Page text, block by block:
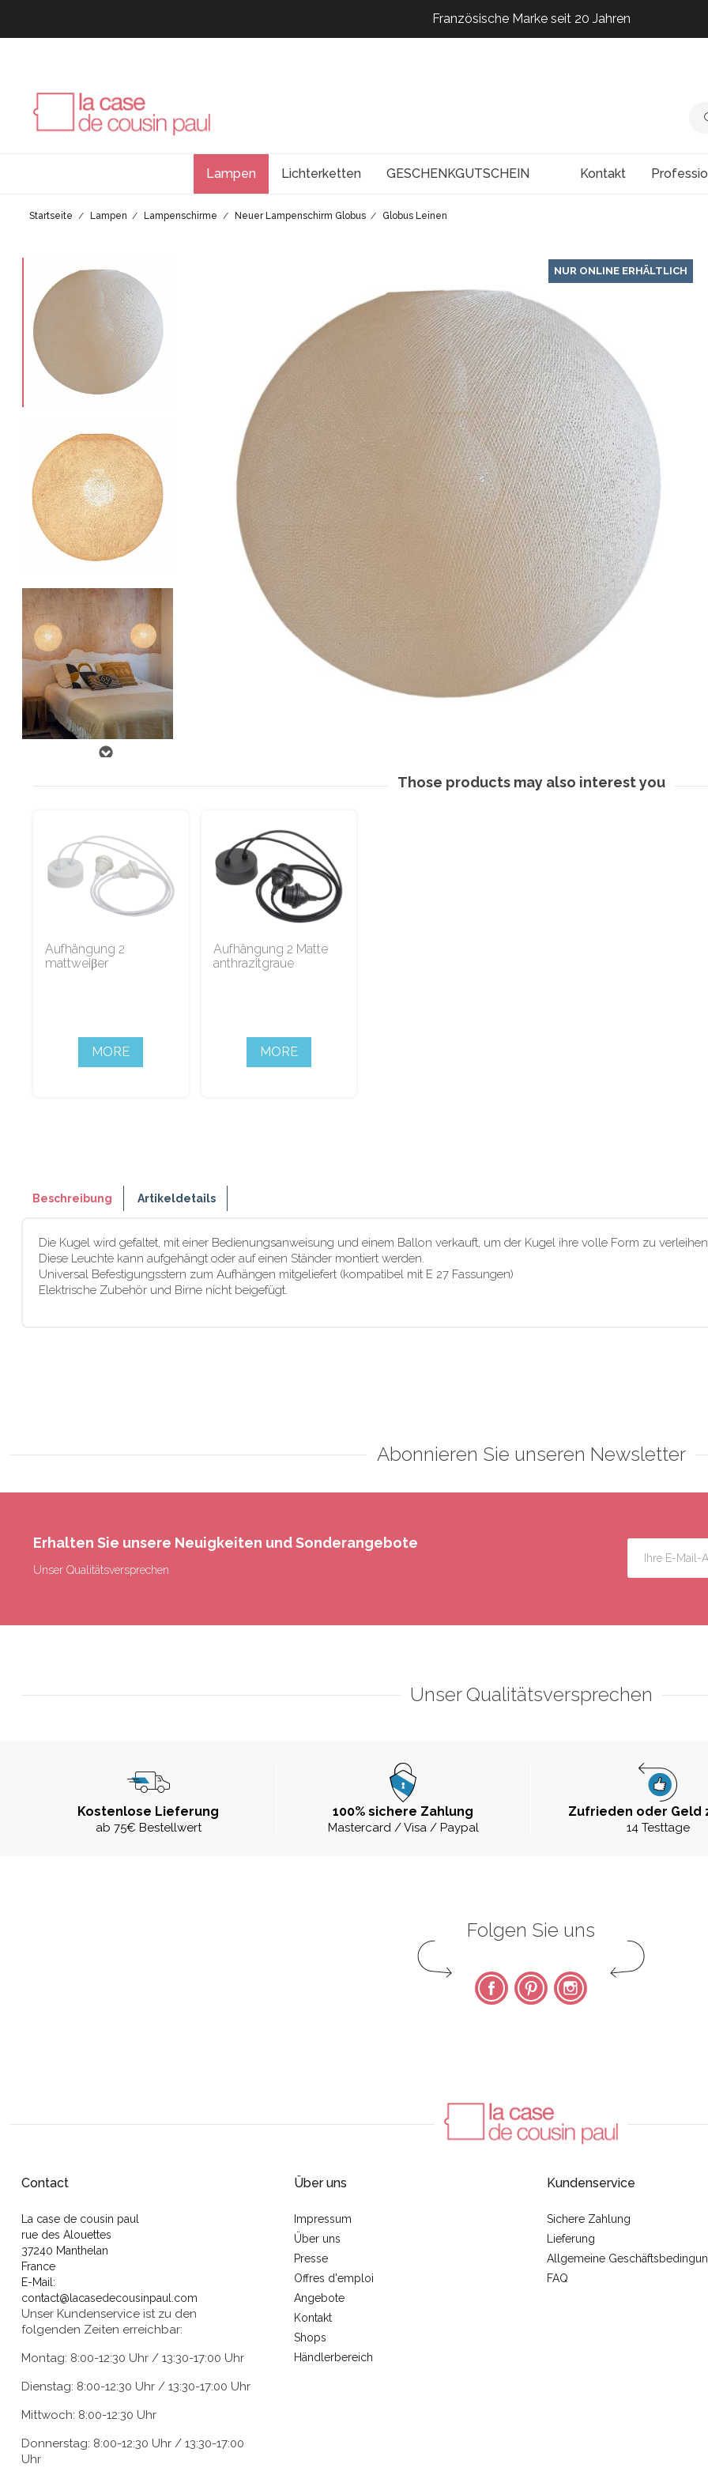
Französische Marke seit 20 Jahren
Französische Marke seit 20 Jahren
Lampen Lichterketten GESCHENKGUTSCHEIN Kontakt
Startseite Lampen Lampenschirme Neuer Lampenschirm Globus Globus Leinen
NUR ONLINE ERHÄLTLICH
Those products may also interest you
Aufhängung 2
mattweiβer
MORE
Aufhängung 2 Matte
anthrazitgraue
MORE
Beschreibung Artikeldetails
Die Kugel wird gefaltet, mit einer Bedienungsanweisung und einem Ballon verkauft, um der Kugel ihre volle Form zu
Diese Leuchte kann aufgehängt oder auf einen Ständer montiert werden.
Universal Befestigungsstern zum Aufhängen mitgeliefert (kompatibel mit E 27 Fassungen)
Elektrische Zubehör und Birne nicht beigefügt.
Abonnieren Sie unseren Newsletter
Erhalten Sie unsere Neuigkeiten und Sonderangebote
Unser Qualitätsversprechen
Unser Qualitätsversprechen
Kostenlose Lieferung
ab 75€ Bestellwert
100% sichere Zahlung
Mastercard / Visa / Paypal
Zufrieden oder Geld
14 Testtage
Folgen Sie uns
FacebookPinterest Instagram
Contact
La case de cousin paul
rue des Alouettes
37240 Manthelan
France
E-Mail:
contact@lacasedecousinpaul.com
Unser Kundenservice ist zu den
folgenden Zeiten erreichbar:
Montag: 8:00-12:30 Uhr / 13:30-17:00 Uhr
Dienstag: 8:00-12:30 Uhr / 13:30-17:00 Uhr
Mittwoch: 8:00-12:30 Uhr
Donnerstag: 8:00-12:30 Uhr / 13:30-17:00
Uhr
Über uns
Impressum
Über uns
Presse
Offres d'emploi
Angebote
Kontakt
Shops
Händlerbereich
Kundenservice
Sichere Zahlung
Lieferung
Allgemeine
FAQ